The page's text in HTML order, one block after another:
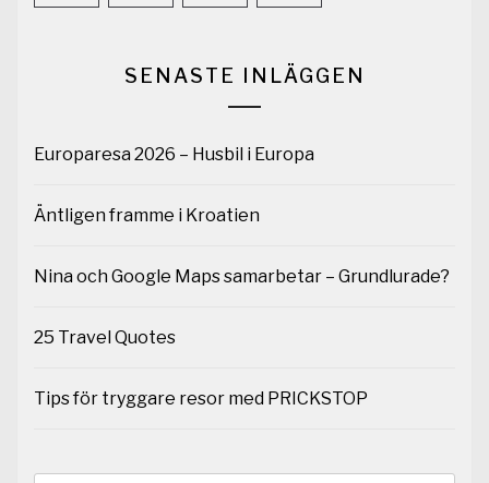
SENASTE INLÄGGEN
Europaresa 2026 – Husbil i Europa
Äntligen framme i Kroatien
Nina och Google Maps samarbetar – Grundlurade?
25 Travel Quotes
Tips för tryggare resor med PRICKSTOP